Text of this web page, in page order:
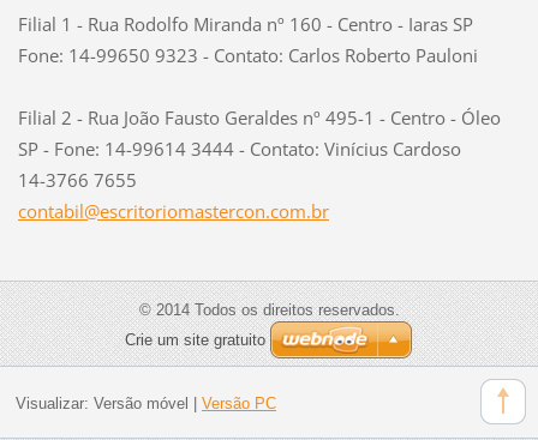
Filial 1 - Rua Rodolfo Miranda nº 160 - Centro - Iaras SP
Fone: 14-99650 9323 - Contato: Carlos Roberto Pauloni
Filial 2 - Rua João Fausto Geraldes nº 495-1 - Centro - Óleo
SP - Fone: 14-99614 3444 - Contato: Vinícius Cardoso
14-3766 7655
contabil@escritoriomastercon.com.br
© 2014 Todos os direitos reservados.
Crie um site gratuito
Visualizar: Versão móvel Versão PC